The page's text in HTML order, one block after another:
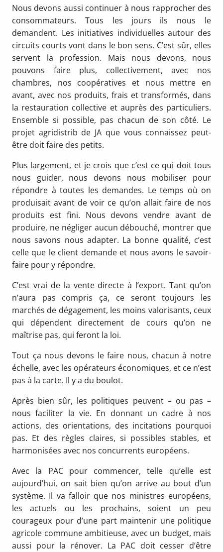
Nous devons aussi continuer à nous rapprocher des
consommateurs. Tous les jours ils nous le
demandent. Les initiatives individuelles autour des
circuits courts vont dans le bon sens. C’est sûr, elles
servent la profession. Mais nous devons, nous
pouvons faire plus, collectivement, avec nos
chambres, nos coopératives et nous mettre en
avant, avec nos produits, frais et transformés, dans
la restauration collective et auprès des particuliers.
Ensemble si possible, pas chacun de son côté. Le
projet agridistrib de JA que vous connaissez peut-
être doit faire des petits.
Plus largement, et je crois que c’est ce qui doit tous
nous guider, nous devons nous mobiliser pour
répondre à toutes les demandes. Le temps où on
produisait avant de voir ce qu’on allait faire de nos
produits est fini. Nous devons vendre avant de
produire, ne négliger aucun débouché, montrer que
nous savons nous adapter. La bonne qualité, c’est
celle que le client demande et nous avons le savoir-
faire pour y répondre.
C’est vrai de la vente directe à l’export. Tant qu’on
n’aura pas compris ça, ce seront toujours les
marchés de dégagement, les moins valorisants, ceux
qui dépendent directement de cours qu’on ne
maîtrise pas, qui feront la loi.
Tout ça nous devons le faire nous, chacun à notre
échelle, avec les opérateurs économiques, et ce n’est
pas à la carte. Il y a du boulot.
Après bien sûr, les politiques peuvent – ou pas –
nous faciliter la vie. En donnant un cadre à nos
actions, des orientations, des incitations pourquoi
pas. Et des règles claires, si possibles stables, et
harmonisées avec nos concurrents européens.
Avec la PAC pour commencer, telle qu’elle est
aujourd’hui, on sait bien qu’on arrive au bout d’un
système. Il va falloir que nos ministres européens,
les actuels ou les prochains, soient un peu
courageux pour d’une part maintenir une politique
agricole commune ambitieuse, avec un budget, mais
aussi pour la rénover. La PAC doit cesser d’être